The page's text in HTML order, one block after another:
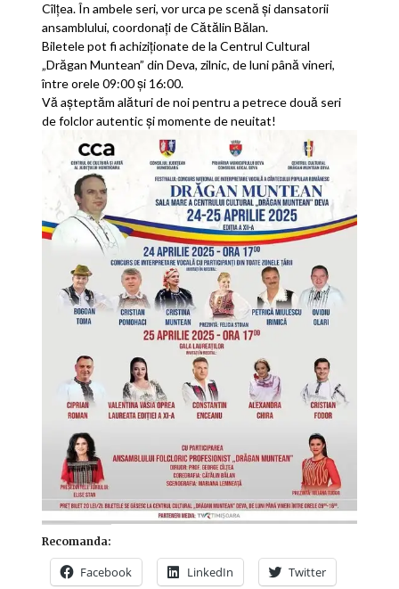
Cîlțea. În ambele seri, vor urca pe scenă și dansatorii
ansamblului, coordonați de Cătălin Bălan.
Biletele pot fi achiziționate de la Centrul Cultural
„Drăgan Muntean” din Deva, zilnic, de luni până vineri,
între orele 09:00 și 16:00.
Vă așteptăm alături de noi pentru a petrece două seri
de folclor autentic și momente de neuitat!
Recomanda:
Facebook LinkedIn Twitter